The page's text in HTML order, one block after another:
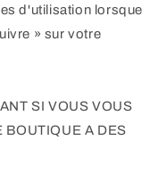
d'utilisation lorsque
» sur votre
SI VOUS VOUS
BOUTIQUE A DES